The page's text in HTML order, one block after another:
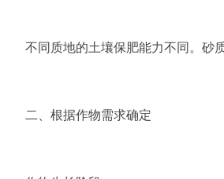
不同质地的土壤保肥能力不同。砂
二、根据作物需求确定